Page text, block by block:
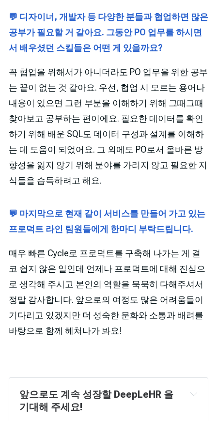
💬 디자이너, 개발자 등 다양한 분들과 협업하면 많은
공부가 필요할 거 같아요. 그동안 PO 업무를 하시면
서 배우셨던 스킬들은 어떤 게 있을까요?
꼭 협업을 위해서가 아니더라도 PO 업무을 위한 공부
는 끝이 없는 것 같아요. 우선, 협업 시 모르는 용어나
내용이 있으면 그런 부분을 이해하기 위해 그때그때
찾아보고 공부하는 편이에요. 필요한 데이터를 확인
하기 위해 배운 SQL도 데이터 구성과 설계를 이해하
는 데 도움이 되었어요. 그 외에도 PO로서 올바른 방
향성을 잃지 않기 위해 분야를 가리지 않고 필요한 지
식들을 습득하려고 해요.
💬 마지막으로 현재 같이 서비스를 만들어 가고 있는
프로덕트 라인 팀원들에게 한마디 부탁드립니다.
매우 빠른 Cycle로 프로덕트를 구축해 나가는 게 결
코 쉽지 않은 일인데 언제나 프로덕트에 대해 진심으
로 생각해 주시고 본인의 역할을 묵묵히 다해주셔서
정말 감사합니다. 앞으로의 여정도 많은 어려움들이
기다리고 있겠지만 더 성숙한 문화와 소통과 배려를
바탕으로 함께 헤쳐나가 봐요!
앞으로도 계속 성장할 DeepLeHR 을
기대해 주세요!